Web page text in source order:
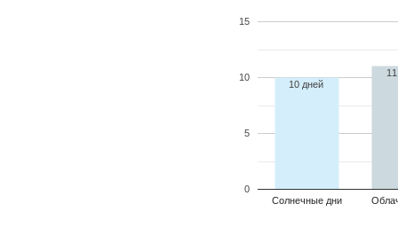
Солнечные дни
0
5
10
15
10 дней